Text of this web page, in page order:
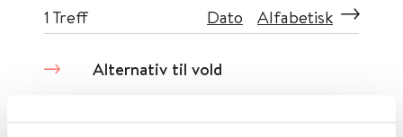
1 Treff Dato Alfabetisk
Alternativ til vold